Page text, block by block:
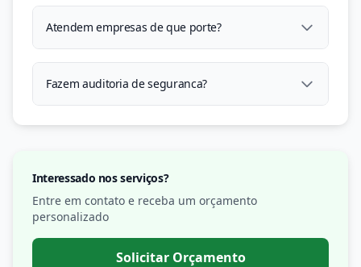
Atendem empresas de que porte?
Fazem auditoria de seguranca?
Interessado nos serviços?
Entre em contato e receba um orçamento
personalizado
Solicitar Orçamento